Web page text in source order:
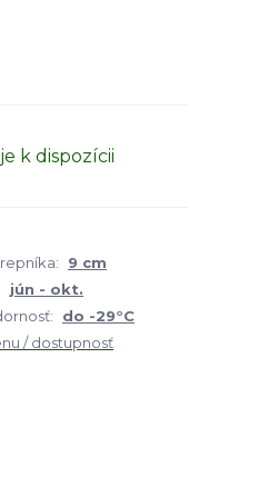
k dispozícii
9 cm
jún - okt.
do -29°C
/ dostupnosť